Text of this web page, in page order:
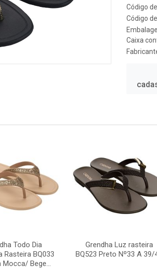
Código
Código
Caixa
Todo Dia
Rasteira BQ033
Mocca/ Bege...
Grendha Luz rasteira
BQ523 Preto Nº33 A 39/